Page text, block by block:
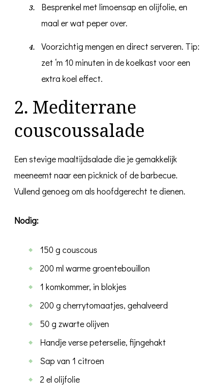
Besprenkel met limoensap en olijfolie, en
maal er wat peper over.
Voorzichtig mengen en direct serveren. Tip:
zet ‘m 10 minuten in de koelkast voor een
extra koel effect.
2. Mediterrane
couscoussalade
Een stevige maaltijdsalade die je gemakkelijk
meeneemt naar een picknick of de barbecue.
Vullend genoeg om als hoofdgerecht te dienen.
Nodig:
150 g couscous
200 ml warme groentebouillon
1 komkommer, in blokjes
200 g cherrytomaatjes, gehalveerd
50 g zwarte olijven
Handje verse peterselie, fijngehakt
Sap van 1 citroen
2 el olijfolie